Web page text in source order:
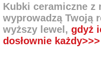
Kubki ceramiczne z
wyprowadzą Twoją
wyższy lewel,gdyż
dosłownie każdy>>>